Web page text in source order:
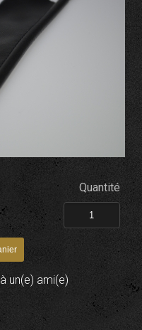
Quantité
un(e) ami(e)